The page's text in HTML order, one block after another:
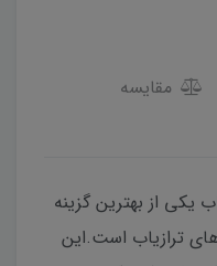
مقایسه
از بهترین گزینه
ترازیاب است.این